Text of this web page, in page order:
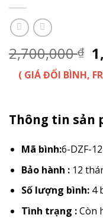
2,700,000₫
( GIÁ ĐỔI BÌNH,
Thông tin sản
Mã bình:6-DZF-12
Bảo hành : 12
Số lượng bình: 4
Tình trạng :Còn